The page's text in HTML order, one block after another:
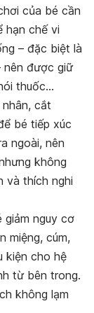
của bé cần
hạn chế vi
– đặc biệt là
nên được giữ
thuốc…
cắt
bé tiếp xúc
ngoài, nên
không
và thích nghi
giảm nguy cơ
miệng, cúm,
kiện cho hệ
từ bên trong.
không lạm